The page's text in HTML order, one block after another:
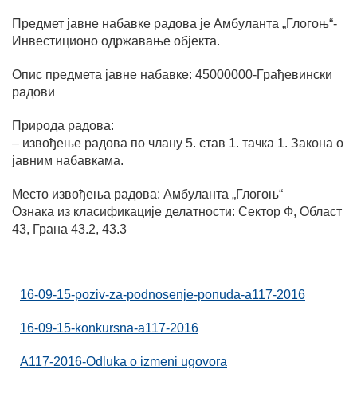
Предмет јавне набавке радова је Амбуланта „Глогоњ“-
Инвестиционо одржавање објекта.
Опис предмета јавне набавке: 45000000-Грађевински
радови
Природа радова:
– извођење радова по члану 5. став 1. тачка 1. Закона о
јавним набавкама.
Место извођења радова: Амбуланта „Глогоњ“
Ознака из класификације делатности: Сектор Ф, Област
43, Грана 43.2, 43.3
16-09-15-poziv-za-podnosenje-ponuda-a117-2016
16-09-15-konkursna-a117-2016
A117-2016-Odluka o izmeni ugovora